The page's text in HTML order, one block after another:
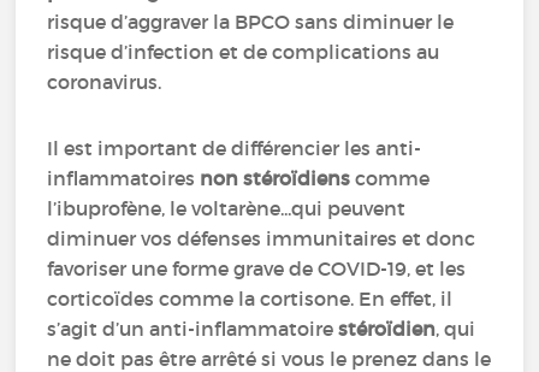
risque d’aggraver la BPCO sans diminuer le
risque d’infection et de complications au
coronavirus.
Il est important de différencier les anti-
inflammatoires non stéroïdiens comme
l’ibuprofène, le voltarène...qui peuvent
diminuer vos défenses immunitaires et donc
favoriser une forme grave de COVID-19, et les
corticoïdes comme la cortisone. En effet, il
s’agit d’un anti-inflammatoirestéroïdien, qui
ne doit pas être arrêté si vous le prenez dans le